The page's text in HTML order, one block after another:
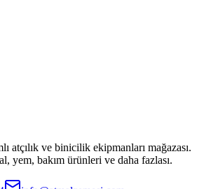
atçılık ve binicilik ekipmanları mağazası.
yem, bakım ürünleri ve daha fazlası.